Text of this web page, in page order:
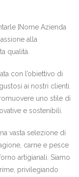
[Nome Azienda
alla
qualità.
con l’obiettivo di
ai nostri clienti.
uno stile di
e sostenibili.
vasta selezione di
carne e pesce
artigianali. Siamo
privilegiando